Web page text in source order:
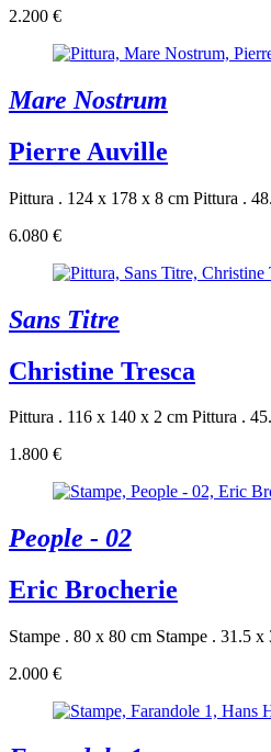
2.200 €
Mare Nostrum
Pierre Auville
Pittura . 124 x 178 x 8 cm Pittura .
6.080 €
Sans Titre
Christine Tresca
Pittura . 116 x 140 x 2 cm Pittura .
1.800 €
People - 02
Eric Brocherie
Stampe . 80 x 80 cm Stampe . 31.5 x
2.000 €